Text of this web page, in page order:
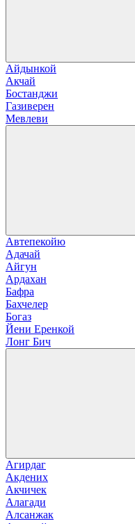
Айдынкой
Акчай
Бостанджи
Газиверен
Мевлеви
Автепекойю
Адачай
Айгун
Ардахан
Бафра
Бахчелер
Богаз
Йени Еренкой
Лонг Бич
Агирдаг
Акдених
Акчичек
Алагади
Алсанжак